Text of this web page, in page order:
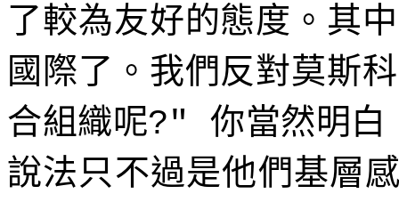
了較為友好的態度。其
國際了。我們反對莫斯
合組織呢?"你當然明白
說法只不過是他們基層